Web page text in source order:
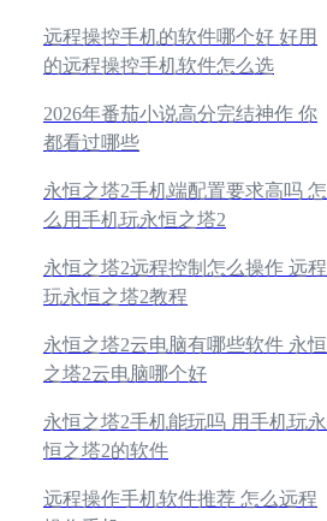
远程操控手机的软件哪个好 好用
的远程操控手机软件怎么选
2026年番茄小说高分完结神作 你
都看过哪些
永恒之塔2手机端配置要求高吗 怎
么用手机玩永恒之塔2
永恒之塔2远程控制怎么操作 远程
玩永恒之塔2教程
永恒之塔2云电脑有哪些软件 永恒
之塔2云电脑哪个好
永恒之塔2手机能玩吗 用手机玩永
恒之塔2的软件
远程操作手机软件推荐 怎么远程